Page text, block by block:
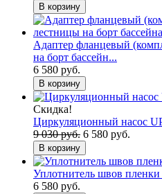
В корзину
Адаптер фланцевый
на борт бассейн...
6 580 руб.
В корзину
Скидка!
Циркуляционный насос
9 030 руб. 6 580 руб.
В корзину
Уплотнитель швов
6 580 руб.